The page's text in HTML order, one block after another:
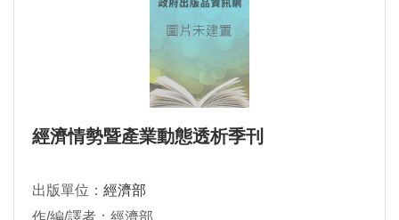
經濟情勢暨產業動態透析季刊
出版單位： 經濟部
作/編/譯者：經濟部